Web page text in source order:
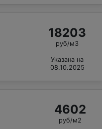
18203
руб/м3
Указана на
08.10.2025
4602
руб/м2